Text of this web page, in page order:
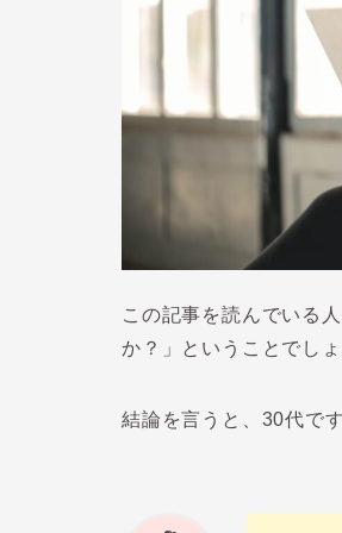
この記事を読んでいる
か？」ということでしょ
結論を言うと、 30代で